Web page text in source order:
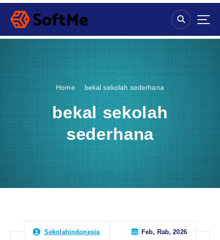
S
p
Home bekal sekolah sederhana
bekal sekolah
sederhana
Sekolahindonesia Feb, Rab, 2026